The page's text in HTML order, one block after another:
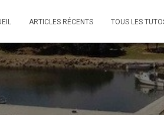
ARTICLES RÉCENTS TOUS LES